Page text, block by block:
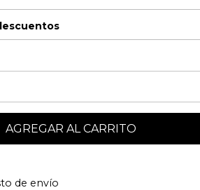
AGREGAR AL CARRITO
de envío